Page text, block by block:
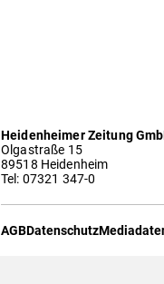
Heidenheimer Zeitung
Olgastraße 15
89518 Heidenheim
Tel: 07321 347-0
AGBDatenschutz